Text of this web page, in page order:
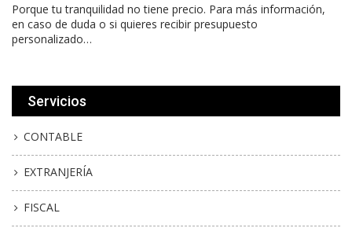
Porque tu tranquilidad no tiene precio. Para más información,
en caso de duda o si quieres recibir presupuesto
personalizado…
Servicios
CONTABLE
EXTRANJERÍA
FISCAL